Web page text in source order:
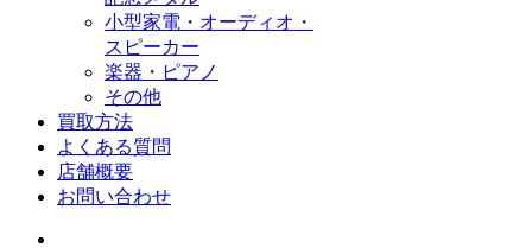
小型家電・オーディオ・
スピーカー
楽器・ピアノ
その他
買取方法
よくある質問
店舗概要
お問い合わせ